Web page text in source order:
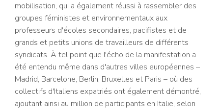
mobilisation, qui a également réussi à rassembler des
groupes féministes et environnementaux aux
professeurs d'écoles secondaires, pacifistes et de
grands et petits unions de travailleurs de différents
syndicats. À tel point que l'écho de la manifestation a
été entendu même dans d'autres villes européennes –
Madrid, Barcelone, Berlin, Bruxelles et Paris – où des
collectifs d'Italiens expatriés ont également démontré,
ajoutant ainsi au million de participants en Italie, selon